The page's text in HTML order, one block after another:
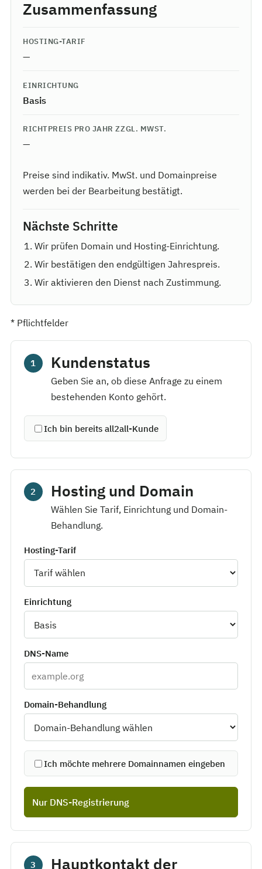
* Pflichtfelder
1 Kundenstatus
Geben Sie an, ob diese Anfrage zu einem
bestehenden Konto gehört.
Ich bin bereits all2all-Kunde
2 Hosting und Domain
Wählen Sie Tarif, Einrichtung und Domain-
Behandlung.
Hosting-Tarif
Einrichtung
DNS-Name
Domain-Behandlung
Ich möchte mehrere Domainnamen eingeben
Nur DNS-Registrierung
3 Hauptkontakt der
Zusammenfassung
HOSTING-TARIF
—
EINRICHTUNG
Basis
RICHTPREIS PRO JAHR ZZGL. MWST.
—
Preise sind indikativ. MwSt. und Domainpreise
werden bei der Bearbeitung bestätigt.
Nächste Schritte
Wir prüfen Domain und Hosting-Einrichtung.
Wir bestätigen den endgültigen Jahrespreis.
Wir aktivieren den Dienst nach Zustimmung.